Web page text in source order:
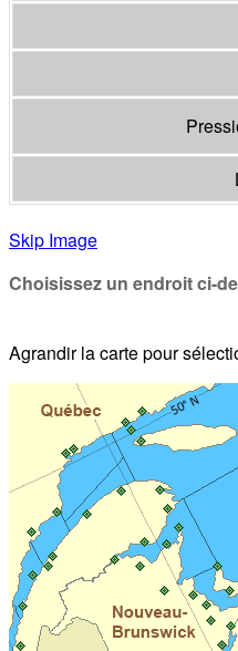
Skip Image
Choisissez un endroit ci-
Agrandir la carte pour